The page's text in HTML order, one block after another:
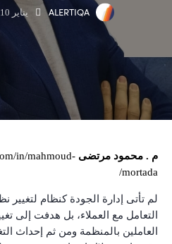
ALERTIQA يناير 10, 2023
م . محمود مرتضى in/mahmoud-
mortada/
لم تأتى إدارة الجودة كنظام لتغيير
التعامل مع العملاء، بل هدفت إلى
العاملين بالمنظمة ومن ثم إحداث